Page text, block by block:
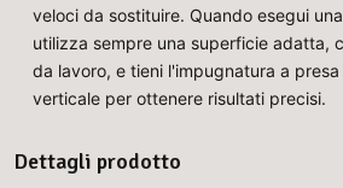
veloci da sostituire. Quando esegui
utilizza sempre una superficie adatta,
da lavoro, e tieni l'impugnatura a
verticale per ottenere risultati precisi.
Dettagli prodotto